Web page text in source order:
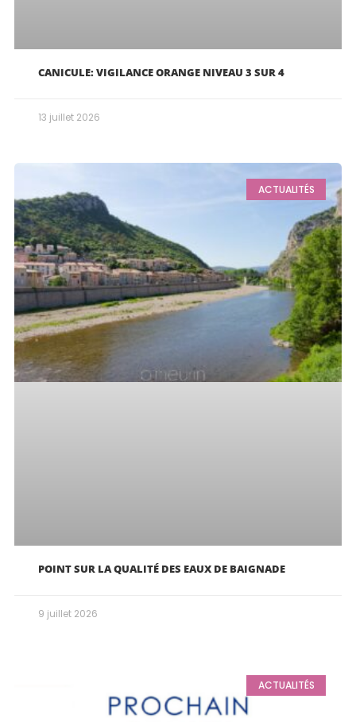
CANICULE: VIGILANCE ORANGE NIVEAU 3 SUR 4
13 juillet 2026
ACTUALITÉS
POINT SUR LA QUALITÉ DES EAUX DE BAIGNADE
9 juillet 2026
ACTUALITÉS